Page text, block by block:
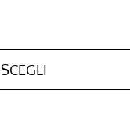
SCEGLI